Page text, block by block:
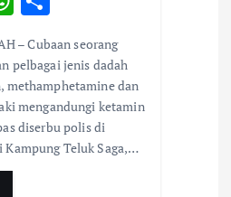
h
at
s
A
p
ar
e
– Cubaan seorang
pelbagai jenis dadah
methamphetamine dan
mengandungi ketamin
diserbu polis di
Kampung Teluk Saga,…